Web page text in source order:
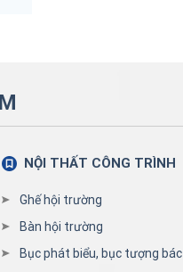
NỘI THẤT CÔNG TRÌNH
Ghế hội trường
Bàn hội trường
Bục phát biểu, bục tượng bác